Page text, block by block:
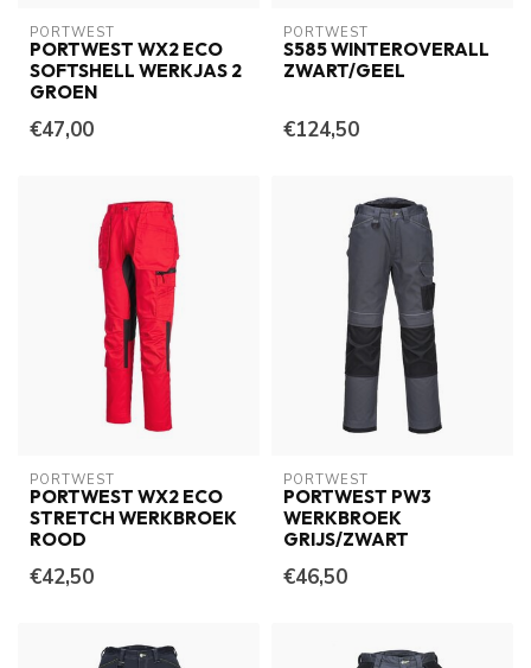
PORTWEST
PORTWEST WX2 ECO
SOFTSHELL WERKJAS 2
GROEN
€47,00
PORTWEST
S585 WINTEROVERALL
ZWART/GEEL
€124,50
PORTWEST
PORTWEST WX2 ECO
STRETCH WERKBROEK
ROOD
€42,50
PORTWEST
PORTWEST PW3
WERKBROEK
GRIJS/ZWART
€46,50